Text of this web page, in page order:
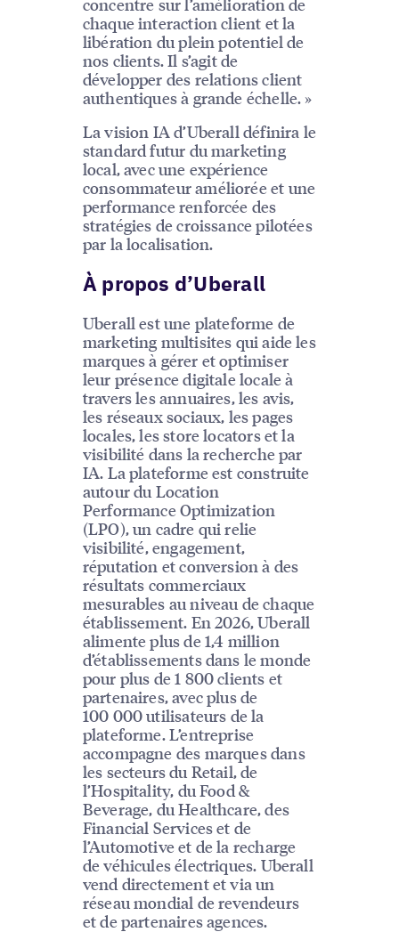
concentre sur l’amélioration de
chaque interaction client et la
libération du plein potentiel de
nos clients. Il s’agit de
développer des relations client
authentiques à grande échelle. »
La vision IA d’Uberall définira le
standard futur du marketing
local, avec une expérience
consommateur améliorée et une
performance renforcée des
stratégies de croissance pilotées
par la localisation.
À propos d’Uberall
Uberall est une plateforme de
marketing multisites qui aide les
marques à gérer et optimiser
leur présence digitale locale à
travers les annuaires, les avis,
les réseaux sociaux, les pages
locales, les store locators et la
visibilité dans la recherche par
IA. La plateforme est construite
autour du Location
Performance Optimization
(LPO), un cadre qui relie
visibilité, engagement,
réputation et conversion à des
résultats commerciaux
mesurables au niveau de chaque
établissement. En 2026, Uberall
alimente plus de 1,4 million
d’établissements dans le monde
pour plus de 1 800 clients et
partenaires, avec plus de
100 000 utilisateurs de la
plateforme. L’entreprise
accompagne des marques dans
les secteurs du Retail, de
l’Hospitality, du Food &
Beverage, du Healthcare, des
Financial Services et de
l’Automotive et de la recharge
de véhicules électriques. Uberall
vend directement et via un
réseau mondial de revendeurs
et de partenaires agences.